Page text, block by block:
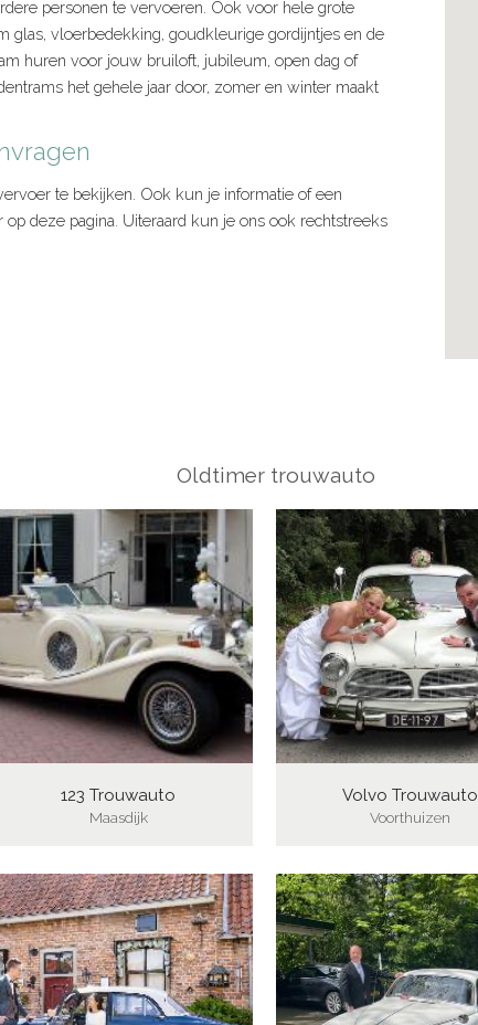
personen te vervoeren. Ook voor hele grote
glas, vloerbedekking, goudkleurige gordijntjes en de
huren voor jouw bruiloft, jubileum, open dag of
het gehele jaar door, zomer en winter maakt
te bekijken. Ook kun je informatie of een
deze pagina. Uiteraard kun je ons ook rechtstreeks
Oldtimer trouwauto
123 Trouwauto
Maasdijk
Volvo Trouwauto
Voorthuizen